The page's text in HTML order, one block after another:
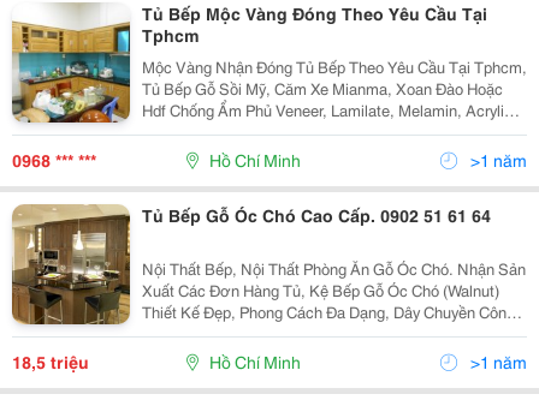
Tủ Bếp Mộc Vàng Đóng Theo Yêu Cầu Tại
Tphcm
Mộc Vàng Nhận Đóng Tủ Bếp Theo Yêu Cầu Tại Tphcm,
Tủ Bếp Gỗ Sồi Mỹ, Căm Xe Mianma, Xoan Đào Hoặc
Hdf Chống Ẩm Phủ Veneer, Lamilate, Melamin, Acrylic...
Chúng Tôi Sẽ Đến Đo Đạc Thực Tế, Tư Vấn Và Lên Bản
Vẽ Phối Cảnh 3D Miến Phí Trước Khi Tiến Hành
0968 *** *** Hồ Chí Minh >1 năm
Tủ Bếp Gỗ Óc Chó Cao Cấp. 0902 51 61 64
Nội Thất Bếp, Nội Thất Phòng Ăn Gỗ Óc Chó. Nhận Sản
Xuất Các Đơn Hàng Tủ, Kệ Bếp Gỗ Óc Chó (Walnut)
Thiết Kế Đẹp, Phong Cách Đa Dạng, Dây Chuyền Công
Nghệ Tiên Tiến, Thợ Lanh Nghề Và Chất Liệu Gỗ Óc
Chó Cao Cấp Đó Là Điều K
18,5 triệu Hồ Chí Minh >1 năm